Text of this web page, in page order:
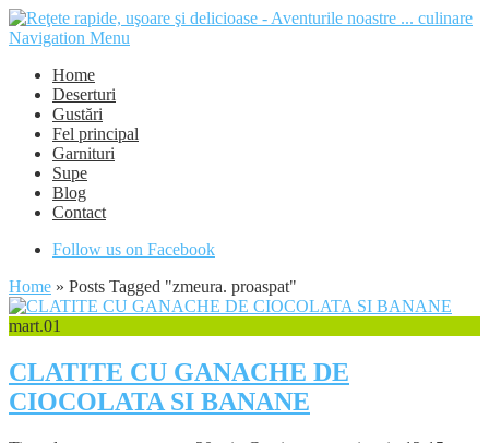
Navigation Menu
Home
Deserturi
Gustări
Fel principal
Garnituri
Supe
Blog
Contact
Follow us on Facebook
Home » Posts Tagged "zmeura. proaspat"
mart.01
CLATITE CU GANACHE DE
CIOCOLATA SI BANANE